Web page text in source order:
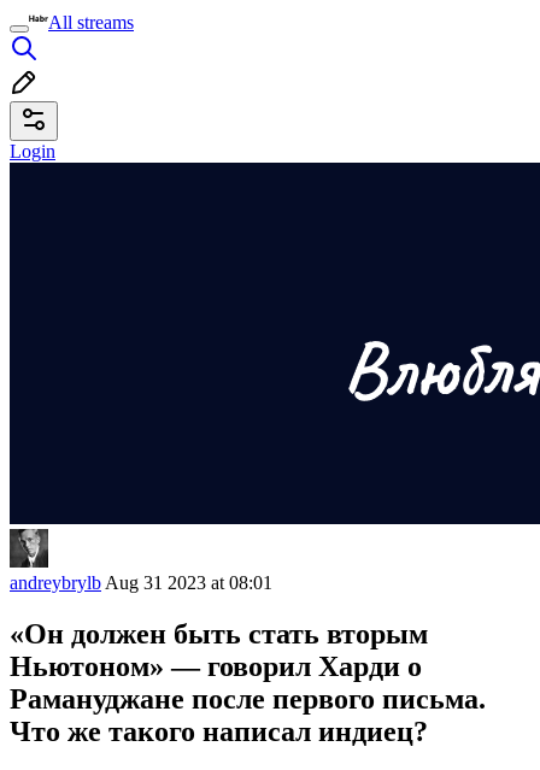
All streams
Login
andreybrylb Aug 31 2023 at 08:01
«Он должен быть стать вторым
Ньютоном» — говорил Харди о
Рамануджане после первого письма.
Что же такого написал индиец?